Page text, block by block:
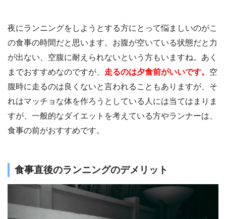
夜にランニングをしようとする方にとって悩ましいのがこ
の食事の時間だと思います。お腹が空いている状態だと力
が出ない、空腹に耐えられないという方もいますね。あく
までおすすめなのですが、 走るのは夕食前がいいです。 空
腹時に走るのは良くないと言われることもありますが、そ
れはマッチョな体を作ろうとしている人には当てはまりま
すが、一般的なダイエットを考えている方やランナーは、
食事の前がおすすめです。
食事直後のランニングのデメリット